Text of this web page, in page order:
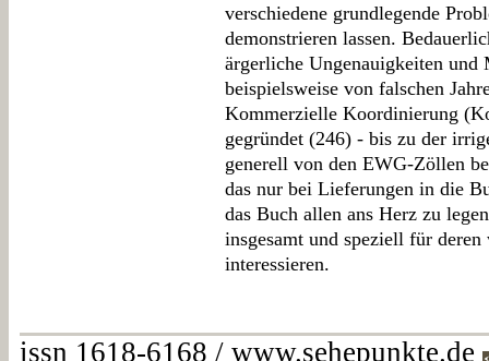
verschiedene grundlegende
demonstrieren lassen.
ärgerliche Ungenauigkeiten und
beispielsweise von falschen
Kommerzielle Koordinierung
gegründet (246) - bis zu der
generell von den EWG-Zöllen
das nur bei Lieferungen in die
das Buch allen ans Herz zu
insgesamt und speziell für
interessieren.
issn 1618-6168 / www.sehepunkte.de